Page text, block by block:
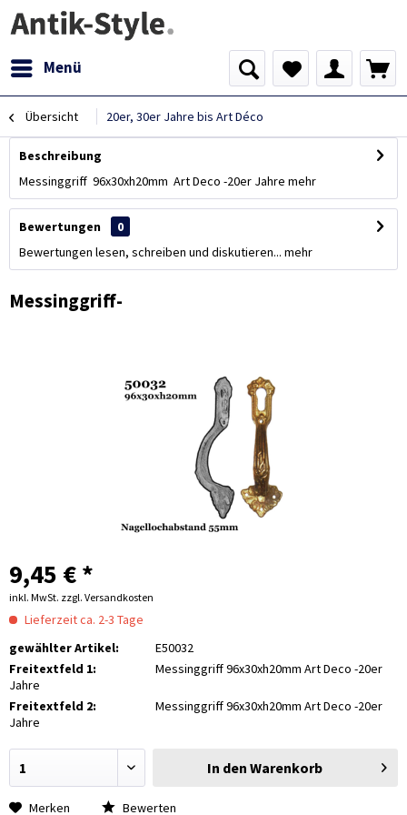
Menü
Übersicht 20er, 30er Jahre bis Art Déco
Beschreibung
Messinggriff 96x30xh20mm Art Deco -20er Jahre mehr
Bewertungen
0
Bewertungen lesen, schreiben und diskutieren... mehr
Messinggriff-
9,45 € *
inkl. MwSt. zzgl. Versandkosten
Lieferzeit ca. 2-3 Tage
gewählter Artikel:
E50032
Freitextfeld 1:
Messinggriff 96x30xh20mm Art Deco -20er
Jahre
Freitextfeld 2:
Messinggriff 96x30xh20mm Art Deco -20er
Jahre
In den Warenkorb
Merken Bewerten